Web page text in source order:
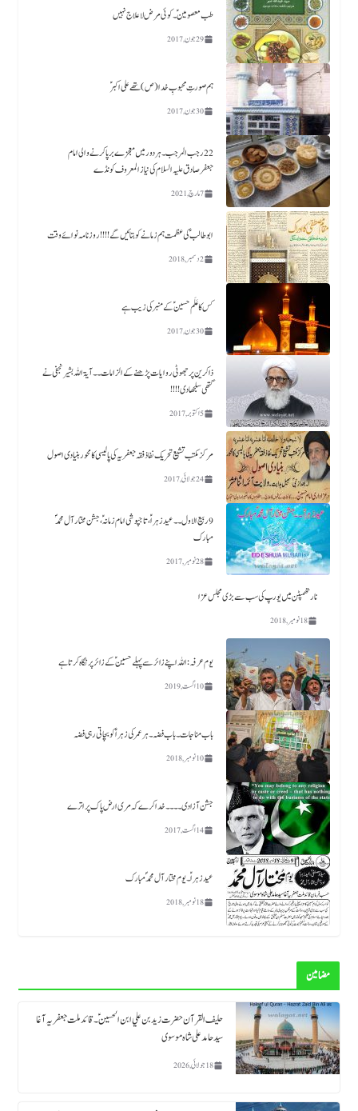
دفاعی معاہدے میں تمام مسلم ممالک کو شامل کیا جائے، ترکیہ کی
طب معصومین ؑ۔کوئی مرض لا علاج نہیں
29 جون, 2017
ہم صورتِ محبوبِ خدا(ص) تھے علی اکبر ​ؑ
30 جون, 2017
22رجب المرجب ۔ ہردور میں معجزے برپا کرنے والی امام
جعفرصادق علیہ السلام کی نیاز المعروف کونڈے
7 مارچ, 2021
ابو طالب ؑ کی عظمت ہم زمانے کو بتائیں گے !!!! روزنامہ نوائے وقت
2 دسمبر, 2018
کس کا عَلَم حسین ؑکے منبر کی زیب ہے​
30 جون, 2017
ذاکرین پر جھوٹی روایات پڑھنے کے الزامات ۔۔آیۃ اللہ بشیر نجفی نے
گتھی سلجھا دی!!!!
5 اکتوبر, 2017
مرکز مکتب تشیع تحریک نفاذفقہ جعفریہ کی پالیسی کا محور بنیادی اصول
24 جولائی, 2017
9 ربیع الاول ۔۔ عید زہراؑ، تاجپوشی امام زمانہؑ ،جشن مختار آل محمدؐ
مبارک
28 نومبر, 2017
نارتھمپٹن میں یورپ کی سب سے بڑی مجلس عزا
18 نومبر, 2018
یوم عرفہ :اللہ اپنے زائر سے پہلے حسینؑ کے زائر پر نگاہ کرتا ہے
10 اگست, 2019
باب مناجات ۔باب فضہ ۔ ہر عمر کی زہرا ؑ کو بچاتی رہی فضہ
10 نومبر, 2018
جشن آزادی ۔۔۔۔خدا کرے کہ مری ارض پاک پر اترے
14 اگست, 2017
عید زہراؑ ۔ یوم مختار آل محمد ؐ مبارک
18 نومبر, 2018
مضامین
حلیف القرآن حضرت زید بن علي ابن الحسین ؑ ۔قائد ملت جعفریہ آغا
سید حامد علی شاہ موسوی
18 جولائی, 2026